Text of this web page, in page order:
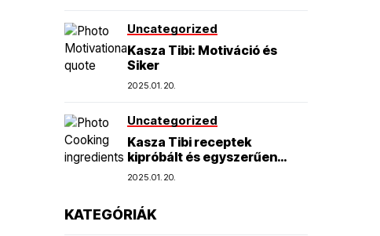
Uncategorized
Kasza Tibi: Motiváció és
Siker
2025.01.20.
Uncategorized
Kasza Tibi receptek
kipróbált és egyszerűen
elkészíthető finomságok
2025.01.20.
KATEGÓRIÁK